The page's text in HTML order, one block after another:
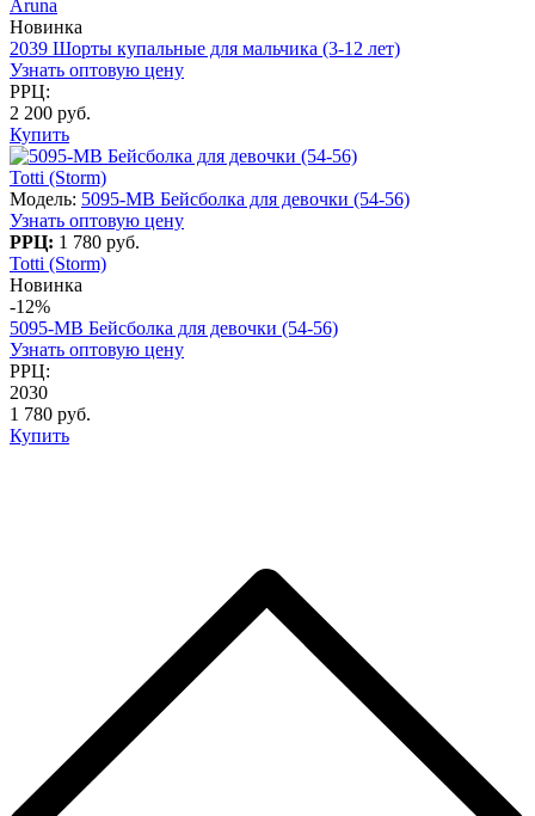
Aruna
Новинка
2039 Шорты купальные для мальчика (3-12 лет)
Узнать оптовую цену
РРЦ:
2 200 руб.
Купить
Totti (Storm)
Модель: 5095-MB Бейсболка для девочки (54-56)
Узнать оптовую цену
РРЦ: 1 780 руб.
Totti (Storm)
Новинка
-12%
5095-MB Бейсболка для девочки (54-56)
Узнать оптовую цену
РРЦ:
2030
1 780 руб.
Купить